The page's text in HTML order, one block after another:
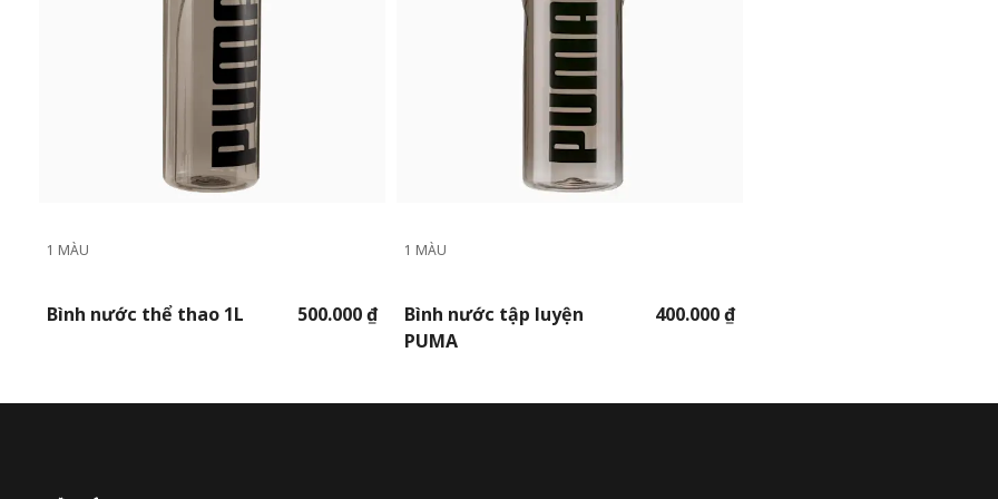
1 MÀU
Bình nước thể thao 1L 500.000 ₫
1 MÀU
Bình nước tập luyện
PUMA
400.000 ₫
Puma Trang chủ